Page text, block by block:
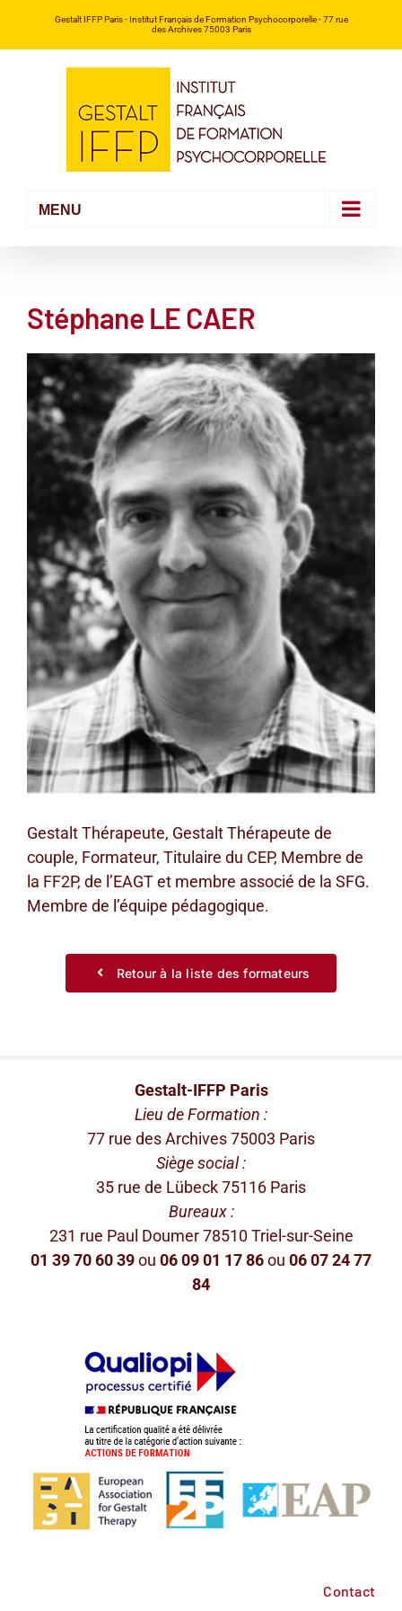
Gestalt IFFP Paris- Institut Français de Formation Psychocorporelle -77 rue
des Archives 75003 Paris
Stéphane LE CAER
Voir
l'image
agrandie
Gestalt Thérapeute, Gestalt Thérapeute de
couple, Formateur, Titulaire du CEP, Membre de
la FF2P, de l’EAGT et membre associé de la SFG.
Membre de l’équipe pédagogique.
Retour à la liste des formateurs
Gestalt-IFFP Paris
Lieu de Formation :
77 rue des Archives 75003 Paris
Siège social :
35 rue de Lübeck 75116 Paris
Bureaux :
231 rue Paul Doumer 78510 Triel-sur-Seine
01 39 70 60 39ou 06 09 01 17 86ou 06 07 24 77
84
Contact